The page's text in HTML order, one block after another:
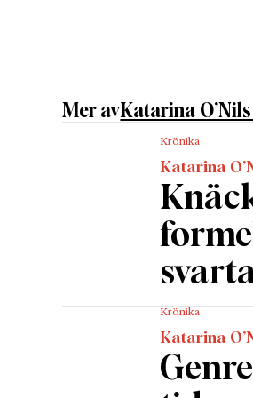
Mer avKatarina
Krönika
Katarina
Krönika
Katarina